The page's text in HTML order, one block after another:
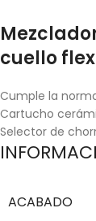
cuello
Cumple la
Cartucho
Selector de
ACABADO